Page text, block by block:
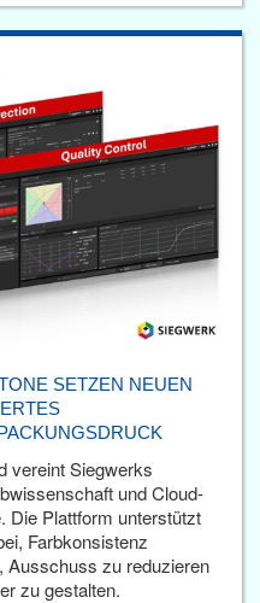
SETZEN NEUEN
F
vereint Siegwerks
und Cloud-
Die Plattform unterstützt
Farbkonsistenz
Ausschuss zu reduzieren
zu gestalten.